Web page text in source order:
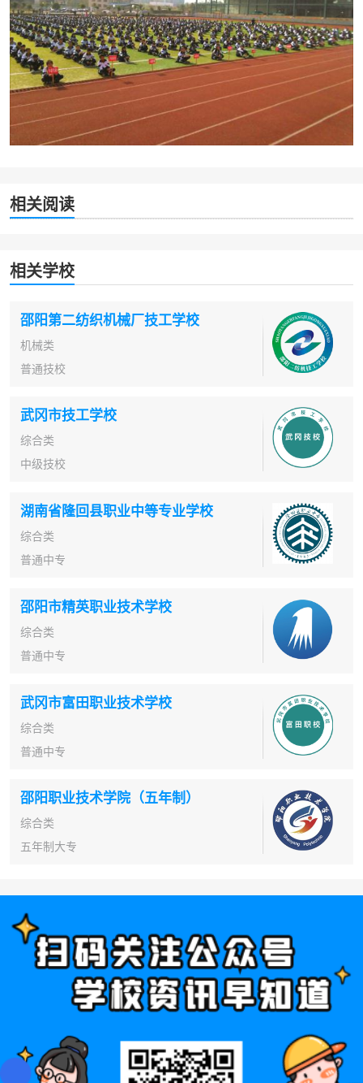
相关阅读
相关学校
邵阳第二纺织机械厂技工学校
机械类
普通技校
武冈市技工学校
综合类
中级技校
湖南省隆回县职业中等专业学校
综合类
普通中专
邵阳市精英职业技术学校
综合类
普通中专
武冈市富田职业技术学校
综合类
普通中专
邵阳职业技术学院（五年制）
综合类
五年制大专